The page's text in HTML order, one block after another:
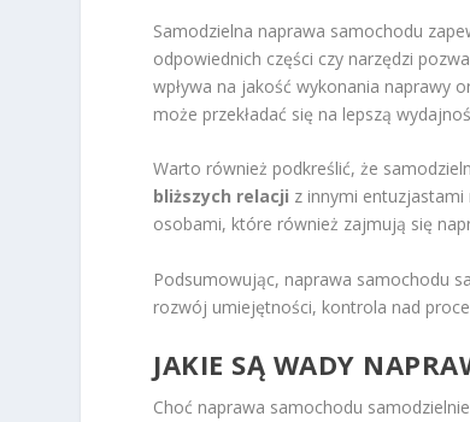
Samodzielna naprawa samochodu
odpowiednich części czy narzędzi
wpływa na jakość wykonania naprawy
może przekładać się na lepszą
Warto również podkreślić, że
bliższych relacji z innymi
osobami, które również zajmują się
Podsumowując, naprawa samochodu
rozwój umiejętności, kontrola nad
JAKIE SĄ WADY
Choć naprawa samochodu